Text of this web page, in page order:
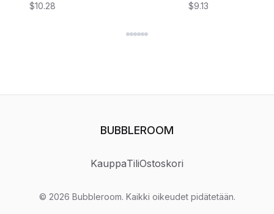
$10.28
$9.13
BUBBLEROOM
KauppaTiliOstoskori
© 2026 Bubbleroom. Kaikki oikeudet pidätetään.